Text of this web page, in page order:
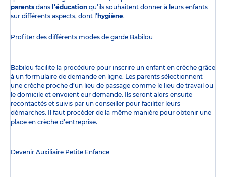
parents dans l’éducation qu’ils souhaitent donner à leurs enfants
sur différents aspects, dont l’ hygiène.
Profiter des différents modes de garde Babilou
Babilou facilite la procédure pour inscrire un enfant en crèche grâce
à un formulaire de demande en ligne. Les parents sélectionnent
une crèche proche d’un lieu de passage comme le lieu de travail ou
le domicile et envoient eur demande. Ils seront alors ensuite
recontactés et suivis par un conseiller pour faciliter leurs
démarches. Il faut procéder de la même manière pour obtenir une
place en crèche d’entreprise.
Devenir Auxiliaire Petite Enfance